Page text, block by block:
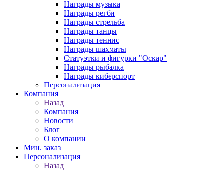
Награды музыка
Награды регби
Награды стрельба
Награды танцы
Награды теннис
Награды шахматы
Статуэтки и фигурки "Оскар"
Награды рыбалка
Награды киберспорт
Персонализация
Компания
Назад
Компания
Новости
Блог
О компании
Мин. заказ
Персонализация
Назад